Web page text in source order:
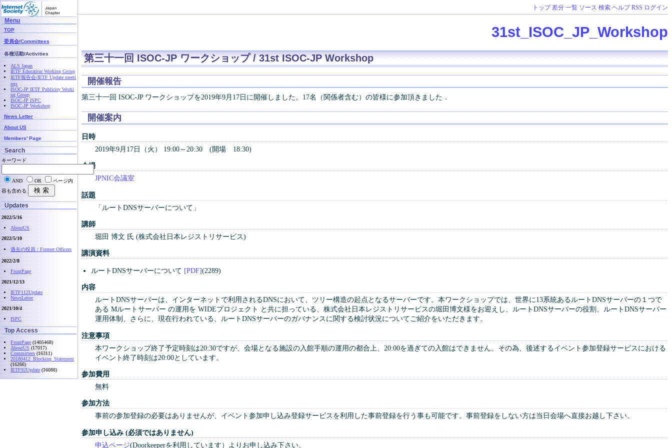
トップ 差分 一覧 ソース 検索 ヘルプ RSS ログイン
31st_ISOC_JP_Workshop
第三十一回 ISOC-JP ワークショップ / 31st ISOC-JP Workshop
開催報告
第三十一回 ISOC-JP ワークショップを2019年9月17日に開催しました。17名（関係者含む）の皆様に参加頂きました．
開催案内
日時
2019年9月17日（火） 19:00～20:30 (開場 18:30)
会場
JPNIC会議室
話題
「ルートDNSサーバーについて」
講師
堀田 博文 氏 (株式会社日本レジストリサービス)
講演資料
ルートDNSサーバーについて [PDF](2289)
内容
ルートDNSサーバーは、インターネットで利用されるDNSにおいて、ツリー構造の起点となるサーバーです。本ワークショップでは、世界に13系統あるルートDNSサーバーの１つで
ある Mルートサーバー の運用を WIDEプロジェクト と共に担っている、株式会社日本レジストリサービスの堀田博文様をお迎えし、ルートDNSサーバーの役割、ルートDNSサーバー
運用体制、さらに、現在行われている、ルートDNSサーバーのガバナンスに関する検討状況についてご紹介をいただきます。
注意事項
本ワークショップ終了予定時刻は20:30ですが、会場となる施設の入館手順の運用の都合上、20:00を過ぎての入館はできません。その為、後述するイベント参加登録サービスにおける
イベント終了時刻は20:00としています。
参加費用
無料
参加方法
事前の参加登録の必要はありませんが、イベント参加申し込み登録サービスを利用した事前登録を行う事も可能です。事前登録をしない方は当日会場へ直接お越し下さい。
参加申し込み (必須ではありません)
申込ページ(Doorkeeperを利用しています）よりお申し込み下さい。
Menu
TOP
委員会/Committees
各種活動/Activities
ALS Japan
IETF Education Working Group
IETF報告会/IETF Update meeti
ngs
ISOC-JP IETF Publicity Worki
ng Group
ISOC-JP ISPC
ISOC-JP Workshop
News Letter
About US
Members' Page
Search
キーワード
AND OR
ページ内
容も含める
Updates
2022/5/16
AboutUS
2022/5/10
過去の役員 / Former Officers
2022/2/8
FrontPage
2021/12/13
IETF112Update
NewsLetter
2021/10/4
ISPC
Top Access
FrontPage (1405468)
AboutUS (17017)
Committees (16311)
20180412_Blocking_Statement
(16266)
IETF92Update (16088)